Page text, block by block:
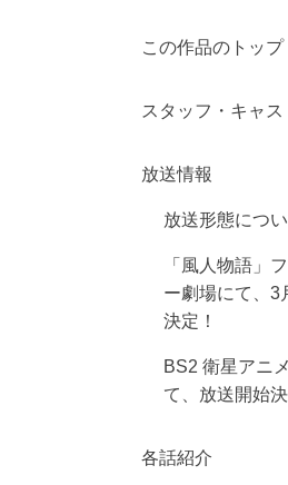
この作品のトップ
スタッフ・キャス
放送情報
放送形態につ
「風人物語」
ー劇場にて、3
決定！
BS2 衛星アニ
て、放送開始
各話紹介